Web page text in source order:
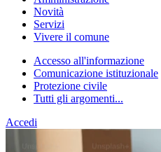
Novità
Servizi
Vivere il comune
Accesso all'informazione
Comunicazione istituzionale
Protezione civile
Tutti gli argomenti...
Accedi